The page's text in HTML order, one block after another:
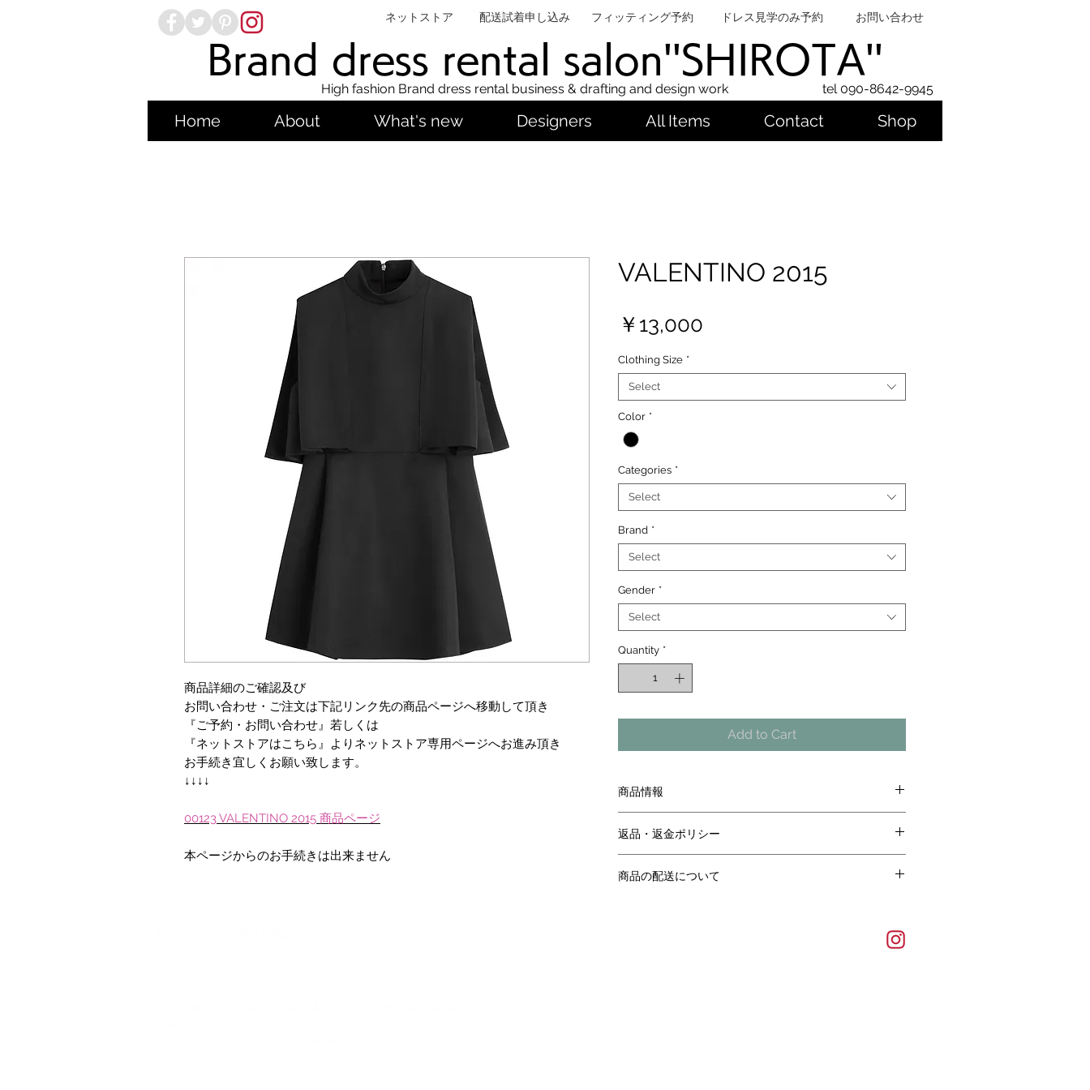
ネットストア 配送試着申し込み フィッティング予約 ドレス見学のみ予約 お問い合わせ
Brand dress rental salon''SHIROTA''
High fashion Brand dress rental business & drafting and design work tel 090-8642-9945
Home About What's new Designers All Items Contact Shop
商品詳細のご確認及び
お問い合わせ・ご注文は下記リンク先の商品ページへ移動して頂き
『ご予約・お問い合わせ』若しくは
『ネットストアはこちら』よりネットストア専用ページへお進み頂き
お手続き宜しくお願い致します。
↓↓↓↓
00123 VALENTINO 2015 商品ページ
本ページからのお手続きは出来ません
VALENTINO 2015
￥13,000
Clothing Size *
Select
Color *
Categories *
Select
Brand *
Select
Gender *
Select
Quantity *
Add to Cart
商品情報
返品・返金ポリシー
商品の配送について